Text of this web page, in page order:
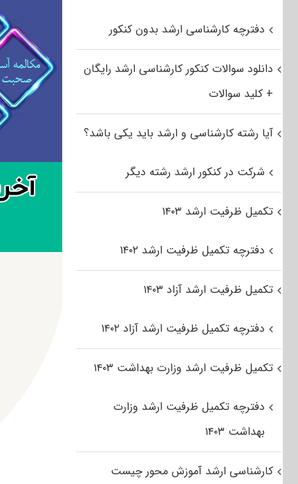
دفترچه کارشناسی ارشد بدون کنکور
دانلود سوالات کنکور کارشناسی ارشد رایگان
+ کلید سوالات
آیا رشته کارشناسی و ارشد باید یکی باشد؟
شرکت در کنکور ارشد رشته دیگر
تکمیل ظرفیت ارشد ۱۴۰۳
دفترچه تکمیل ظرفیت ارشد ۱۴۰۲
تکمیل ظرفیت ارشد آزاد ۱۴۰۳
دفترچه تکمیل ظرفیت ارشد آزاد ۱۴۰۲
تکمیل ظرفیت ارشد وزارت بهداشت ۱۴۰۳
دفترچه تکمیل ظرفیت ارشد وزارت
بهداشت ۱۴۰۳
کارشناسی ارشد آموزش محور چیست